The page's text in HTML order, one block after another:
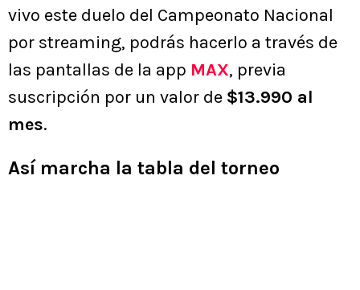
vivo este duelo del Campeonato Nacional
por streaming, podrás hacerlo a través de
las pantallas de la app MAX, previa
suscripción por un valor de $13.990 al
mes.
Así marcha la tabla del torneo